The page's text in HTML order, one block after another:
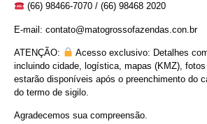
(66) 98466-7070 / (66) 98468 2020
E-mail: contato@matogrossofazendas.con.br
ATENÇÃO:
Acesso exclusivo: Detalhes
incluindo cidade, logística, mapas (KMZ),
estarão disponíveis após o preenchimento do
do termo de sigilo.
Agradecemos sua compreensão.